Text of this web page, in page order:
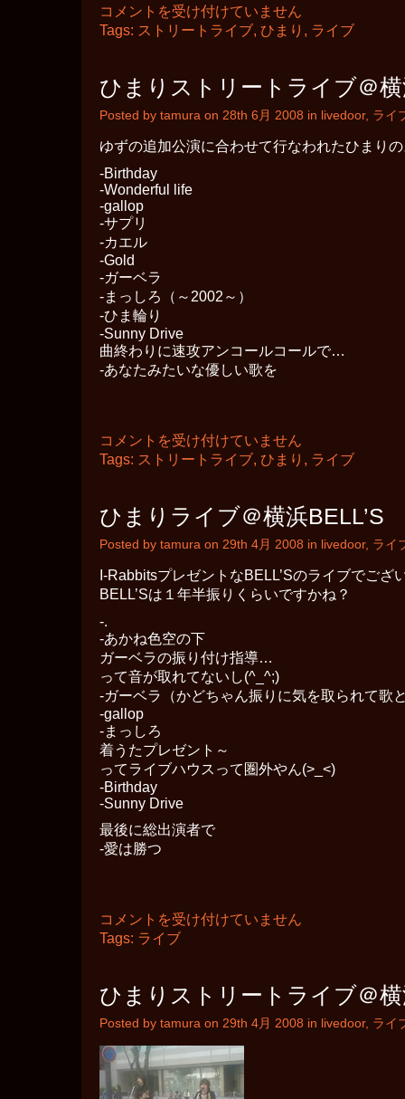
ひ
ま
リ
ー
ト
イ
＠
横
浜
ア
リ
ー
周
辺
は
コメントを受け付けていません
Tags: ストリートライブ, ひまり , ライブ
ひまりストリートライブ＠
Posted by tamura on 28th 6月 2008 in livedoor, ライ
ゆずの追加公演に合わせて行なわれたひまり
-Birthday
-Wonderful life
-gallop
-サプリ
-カエル
-Gold
-ガーベラ
-まっしろ（～2002～）
-ひま輪り
-Sunny Drive
曲終わりに速攻アンコールコールで…
-あなたみたいな優しい歌を
ひ
ま
リ
ー
ト
イ
ブ
横
浜
ア
ー
ナ
前
は
コメントを受け付けていません
Tags: ストリートライブ, ひまり , ライブ
ひまりライブ＠横浜BELL’S
Posted by tamura on 29th 4月 2008 in livedoor, ライ
I-RabbitsプレゼントなBELL’Sのライブでござ
BELL’Sは１年半振りくらいですかね？
-.
-あかね色空の下
ガーベラの振り付け指導…
って音が取れてないし(^_^;)
-ガーベラ（かどちゃん振りに気を取られて歌
-gallop
-まっしろ
着うたプレゼント～
ってライブハウスって圏外やん(>_<)
-Birthday
-Sunny Drive
最後に総出演者で
-愛は勝つ
ひ
ま
ブ
＠
横
BELL’S
は
コメントを受け付けていません
Tags: ライブ
ひまりストリートライブ＠
Posted by tamura on 29th 4月 2008 in livedoor, ライ